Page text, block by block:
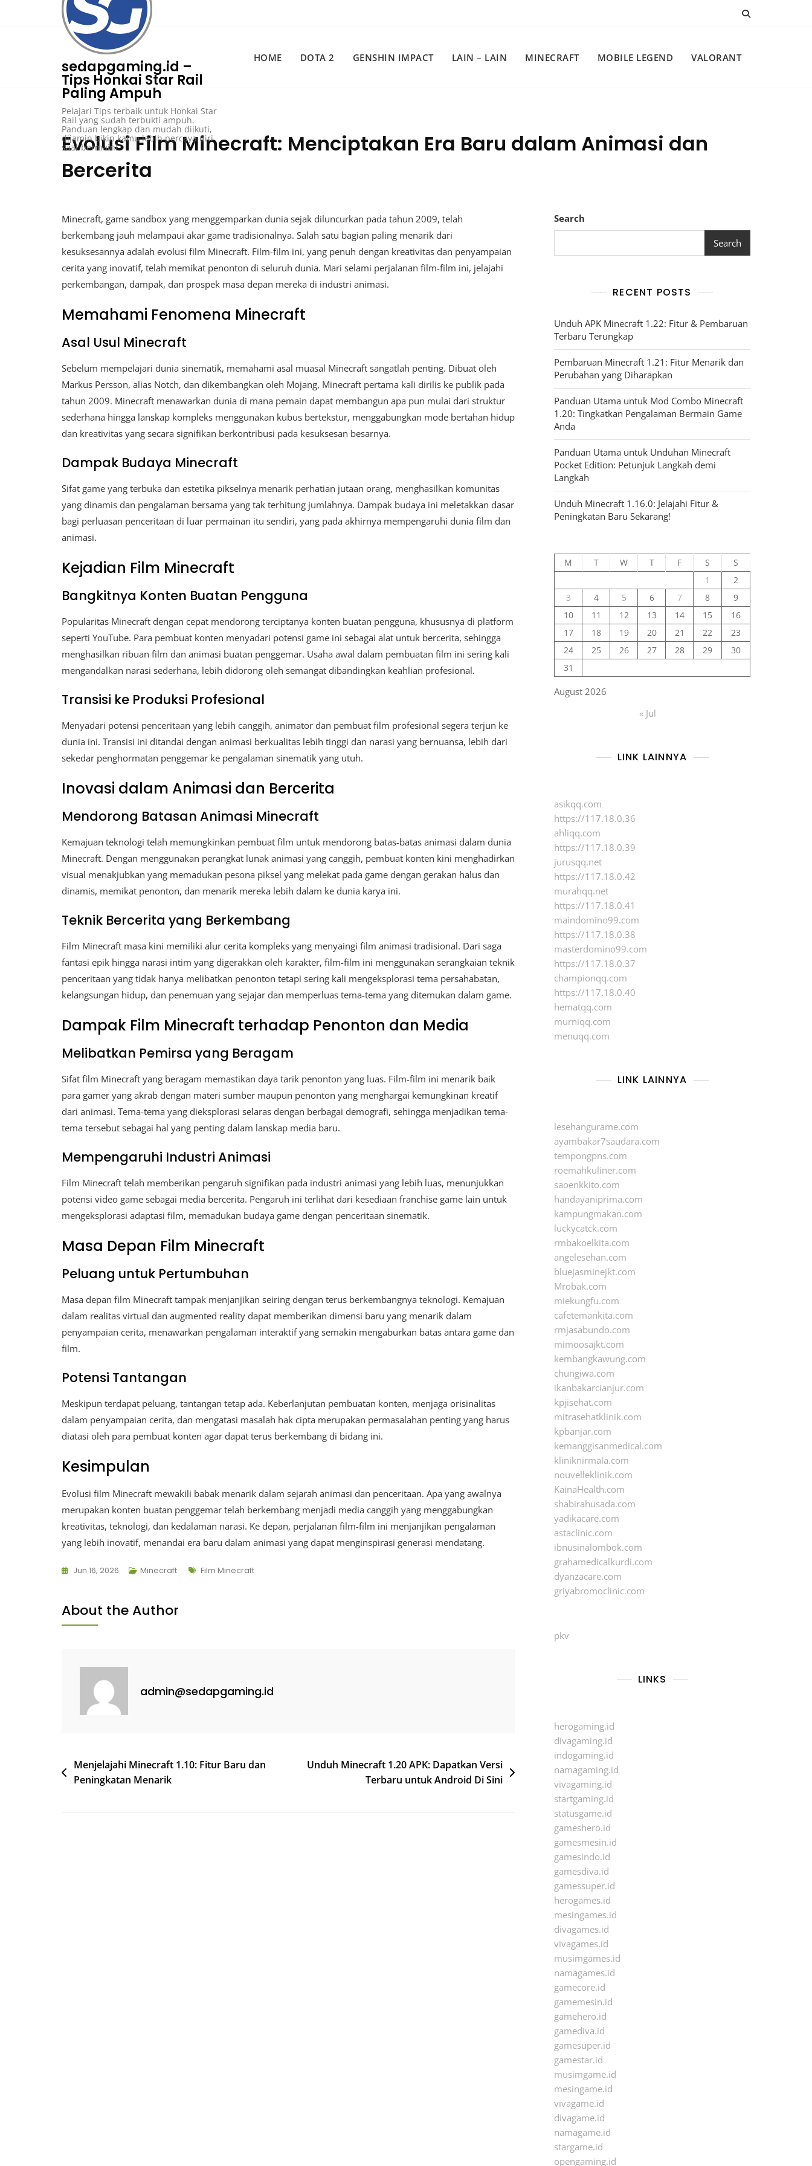
sedapgaming.id –
Tips Honkai Star Rail
Paling Ampuh
Pelajari Tips terbaik untuk Honkai Star
Rail yang sudah terbukti ampuh.
Panduan lengkap dan mudah diikuti,
dijamin bikin kamu lebih percaya diri
saat bermain!
HOME DOTA 2 GENSHIN IMPACT LAIN – LAIN MINECRAFT MOBILE LEGEND VALORANT
Evolusi Film Minecraft: Menciptakan Era Baru dalam Animasi dan
Bercerita
Minecraft, game sandbox yang menggemparkan dunia sejak diluncurkan pada tahun 2009, telah
berkembang jauh melampaui akar game tradisionalnya. Salah satu bagian paling menarik dari
kesuksesannya adalah evolusi film Minecraft. Film-film ini, yang penuh dengan kreativitas dan penyampaian
cerita yang inovatif, telah memikat penonton di seluruh dunia. Mari selami perjalanan film-film ini, jelajahi
perkembangan, dampak, dan prospek masa depan mereka di industri animasi.
Memahami Fenomena Minecraft
Asal Usul Minecraft
Sebelum mempelajari dunia sinematik, memahami asal muasal Minecraft sangatlah penting. Dibuat oleh
Markus Persson, alias Notch, dan dikembangkan oleh Mojang, Minecraft pertama kali dirilis ke publik pada
tahun 2009. Minecraft menawarkan dunia di mana pemain dapat membangun apa pun mulai dari struktur
sederhana hingga lanskap kompleks menggunakan kubus bertekstur, menggabungkan mode bertahan hidup
dan kreativitas yang secara signifikan berkontribusi pada kesuksesan besarnya.
Dampak Budaya Minecraft
Sifat game yang terbuka dan estetika pikselnya menarik perhatian jutaan orang, menghasilkan komunitas
yang dinamis dan pengalaman bersama yang tak terhitung jumlahnya. Dampak budaya ini meletakkan dasar
bagi perluasan penceritaan di luar permainan itu sendiri, yang pada akhirnya mempengaruhi dunia film dan
animasi.
Kejadian Film Minecraft
Bangkitnya Konten Buatan Pengguna
Popularitas Minecraft dengan cepat mendorong terciptanya konten buatan pengguna, khususnya di platform
seperti YouTube. Para pembuat konten menyadari potensi game ini sebagai alat untuk bercerita, sehingga
menghasilkan ribuan film dan animasi buatan penggemar. Usaha awal dalam pembuatan film ini sering kali
mengandalkan narasi sederhana, lebih didorong oleh semangat dibandingkan keahlian profesional.
Transisi ke Produksi Profesional
Menyadari potensi penceritaan yang lebih canggih, animator dan pembuat film profesional segera terjun ke
dunia ini. Transisi ini ditandai dengan animasi berkualitas lebih tinggi dan narasi yang bernuansa, lebih dari
sekedar penghormatan penggemar ke pengalaman sinematik yang utuh.
Inovasi dalam Animasi dan Bercerita
Mendorong Batasan Animasi Minecraft
Kemajuan teknologi telah memungkinkan pembuat film untuk mendorong batas-batas animasi dalam dunia
Minecraft. Dengan menggunakan perangkat lunak animasi yang canggih, pembuat konten kini menghadirkan
visual menakjubkan yang memadukan pesona piksel yang melekat pada game dengan gerakan halus dan
dinamis, memikat penonton, dan menarik mereka lebih dalam ke dunia karya ini.
Teknik Bercerita yang Berkembang
Film Minecraft masa kini memiliki alur cerita kompleks yang menyaingi film animasi tradisional. Dari saga
fantasi epik hingga narasi intim yang digerakkan oleh karakter, film-film ini menggunakan serangkaian teknik
penceritaan yang tidak hanya melibatkan penonton tetapi sering kali mengeksplorasi tema persahabatan,
kelangsungan hidup, dan penemuan yang sejajar dan memperluas tema-tema yang ditemukan dalam game.
Dampak Film Minecraft terhadap Penonton dan Media
Melibatkan Pemirsa yang Beragam
Sifat film Minecraft yang beragam memastikan daya tarik penonton yang luas. Film-film ini menarik baik
para gamer yang akrab dengan materi sumber maupun penonton yang menghargai kemungkinan kreatif
dari animasi. Tema-tema yang dieksplorasi selaras dengan berbagai demografi, sehingga menjadikan tema-
tema tersebut sebagai hal yang penting dalam lanskap media baru.
Mempengaruhi Industri Animasi
Film Minecraft telah memberikan pengaruh signifikan pada industri animasi yang lebih luas, menunjukkan
potensi video game sebagai media bercerita. Pengaruh ini terlihat dari kesediaan franchise game lain untuk
mengeksplorasi adaptasi film, memadukan budaya game dengan penceritaan sinematik.
Masa Depan Film Minecraft
Peluang untuk Pertumbuhan
Masa depan film Minecraft tampak menjanjikan seiring dengan terus berkembangnya teknologi. Kemajuan
dalam realitas virtual dan augmented reality dapat memberikan dimensi baru yang menarik dalam
penyampaian cerita, menawarkan pengalaman interaktif yang semakin mengaburkan batas antara game dan
film.
Potensi Tantangan
Meskipun terdapat peluang, tantangan tetap ada. Keberlanjutan pembuatan konten, menjaga orisinalitas
dalam penyampaian cerita, dan mengatasi masalah hak cipta merupakan permasalahan penting yang harus
diatasi oleh para pembuat konten agar dapat terus berkembang di bidang ini.
Kesimpulan
Evolusi film Minecraft mewakili babak menarik dalam sejarah animasi dan penceritaan. Apa yang awalnya
merupakan konten buatan penggemar telah berkembang menjadi media canggih yang menggabungkan
kreativitas, teknologi, dan kedalaman narasi. Ke depan, perjalanan film-film ini menjanjikan pengalaman
yang lebih inovatif, menandai era baru dalam animasi yang dapat menginspirasi generasi mendatang.
Jun 16, 2026 Minecraft Tags
Film Minecraft
About the Author
admin@sedapgaming.id
Post
navigation
Menjelajahi Minecraft 1.10: Fitur Baru dan
Peningkatan Menarik
Unduh Minecraft 1.20 APK: Dapatkan Versi
Terbaru untuk Android Di Sini
Search
Search
RECENT POSTS
Unduh APK Minecraft 1.22: Fitur & Pembaruan
Terbaru Terungkap
Pembaruan Minecraft 1.21: Fitur Menarik dan
Perubahan yang Diharapkan
Panduan Utama untuk Mod Combo Minecraft
1.20: Tingkatkan Pengalaman Bermain Game
Anda
Panduan Utama untuk Unduhan Minecraft
Pocket Edition: Petunjuk Langkah demi
Langkah
Unduh Minecraft 1.16.0: Jelajahi Fitur &
Peningkatan Baru Sekarang!
August 2026
M T W T F S
S
1
2
3
4 5 6 7 8
9
10
11 12 13 14 15
16
17
18 19 20 21 22
23
24
25 26 27 28 29
30
31
« Jul
LINK LAINNYA
asikqq.com
https://117.18.0.36
ahliqq.com
https://117.18.0.39
jurusqq.net
https://117.18.0.42
murahqq.net
https://117.18.0.41
maindomino99.com
https://117.18.0.38
masterdomino99.com
https://117.18.0.37
championqq.com
https://117.18.0.40
hematqq.com
murniqq.com
menuqq.com
LINK LAINNYA
lesehangurame.com
ayambakar7saudara.com
tempongpns.com
roemahkuliner.com
saoenkkito.com
handayaniprima.com
kampungmakan.com
luckycatck.com
rmbakoelkita.com
angelesehan.com
bluejasminejkt.com
Mrobak.com
miekungfu.com
cafetemankita.com
rmjasabundo.com
mimoosajkt.com
kembangkawung.com
chungiwa.com
ikanbakarcianjur.com
kpjisehat.com
mitrasehatklinik.com
kpbanjar.com
kemanggisanmedical.com
kliniknirmala.com
nouvelleklinik.com
KainaHealth.com
shabirahusada.com
yadikacare.com
astaclinic.com
ibnusinalombok.com
grahamedicalkurdi.com
dyanzacare.com
griyabromoclinic.com
pkv
LINKS
herogaming.id
divagaming.id
indogaming.id
namagaming.id
vivagaming.id
startgaming.id
statusgame.id
gameshero.id
gamesmesin.id
gamesindo.id
gamesdiva.id
gamessuper.id
herogames.id
mesingames.id
divagames.id
vivagames.id
musimgames.id
namagames.id
gamecore.id
gamemesin.id
gamehero.id
gamediva.id
gamesuper.id
gamestar.id
musimgame.id
mesingame.id
vivagame.id
divagame.id
namagame.id
stargame.id
opengaming.id